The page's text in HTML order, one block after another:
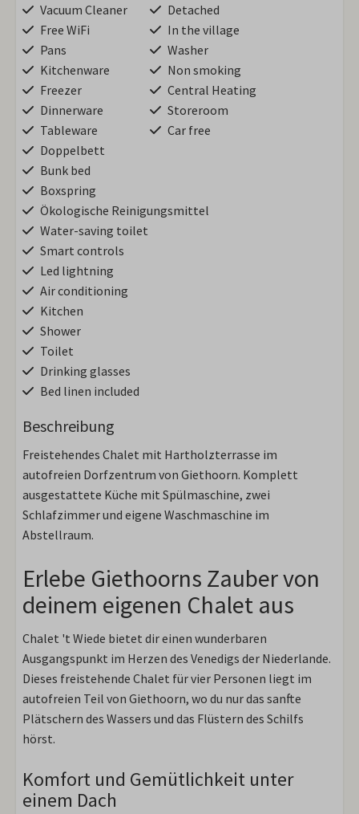
Vacuum Cleaner
Free WiFi
Pans
Kitchenware
Freezer
Dinnerware
Tableware
Detached
In the village
Washer
Non smoking
Central Heating
Storeroom
Car free
Doppelbett
Bunk bed
Boxspring
Ökologische Reinigungsmittel
Water-saving toilet
Smart controls
Led lightning
Air conditioning
Kitchen
Shower
Toilet
Drinking glasses
Bed linen included
Beschreibung
Freistehendes Chalet mit Hartholzterrasse im
autofreien Dorfzentrum von Giethoorn. Komplett
ausgestattete Küche mit Spülmaschine, zwei
Schlafzimmer und eigene Waschmaschine im
Abstellraum.
Erlebe Giethoorns Zauber von
deinem eigenen Chalet aus
Chalet 't Wiede bietet dir einen wunderbaren
Ausgangspunkt im Herzen des Venedigs der Niederlande.
Dieses freistehende Chalet für vier Personen liegt im
autofreien Teil von Giethoorn, wo du nur das sanfte
Plätschern des Wassers und das Flüstern des Schilfs
hörst.
Komfort und Gemütlichkeit unter
einem Dach